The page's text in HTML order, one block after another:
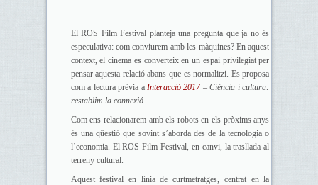
El ROS Film Festival planteja una pregunta que ja no és
especulativa: com conviurem amb les màquines? En aquest
context, el cinema es converteix en un espai privilegiat per
pensar aquesta relació abans que es normalitzi. Es proposa
com a lectura prèvia a Interacció 2017– Ciència i cultura:
restablim la connexió.
Com ens relacionarem amb els robots en els pròxims anys
és una qüestió que sovint s’aborda des de la tecnologia o
l’economia. El ROS Film Festival, en canvi, la trasllada al
terreny cultural.
Aquest festival en línia de curtmetratges, centrat en la